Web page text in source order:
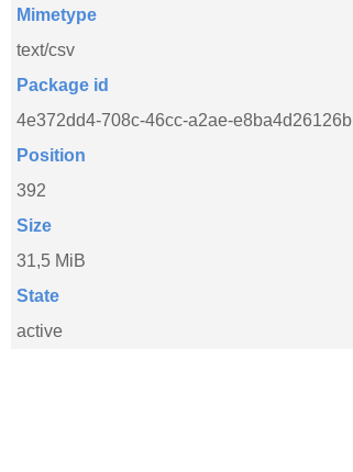
Mimetype
text/csv
Package id
4e372dd4-708c-46cc-a2ae-e8ba4d26126b
Position
392
Size
31,5 MiB
State
active